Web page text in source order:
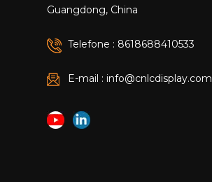
Guangdong, China
Telefone : 8618688410533
E-mail : info@cnlcdisplay.com